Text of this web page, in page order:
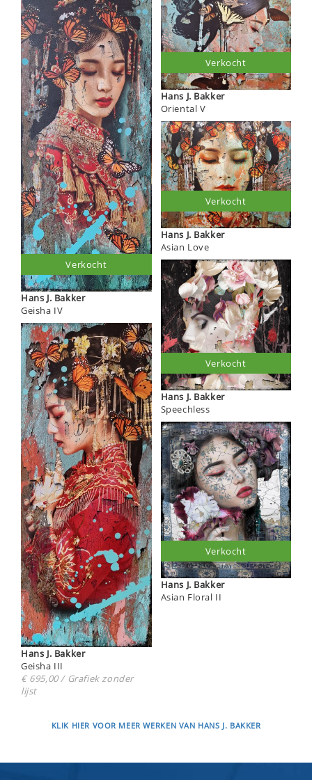
Hans J. Bakker
Geisha IV
Verkocht
Hans J. Bakker
Geisha III
€ 695,00 / Grafiek zonder
lijst
Hans J. Bakker
Oriental V
Verkocht
Hans J. Bakker
Asian Love
Verkocht
Hans J. Bakker
Speechless
Verkocht
Hans J. Bakker
Asian Floral II
Verkocht
KLIK HIER VOOR MEER WERKEN VAN HANS J. BAKKER